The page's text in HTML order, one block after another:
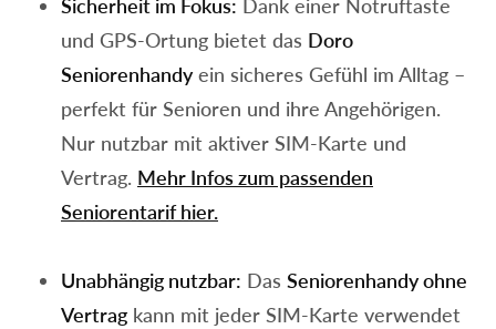
Sicherheit im Fokus: Dank einer Notruftaste
und GPS-Ortung bietet das Doro
Seniorenhandyein sicheres Gefühl im Alltag –
perfekt für Senioren und ihre Angehörigen.
Nur nutzbar mit aktiver SIM-Karte und
Vertrag. Mehr Infos zum passenden
Seniorentarif hier.
Unabhängig nutzbar: Das Seniorenhandy ohne
Vertrag kann mit jeder SIM-Karte verwendet